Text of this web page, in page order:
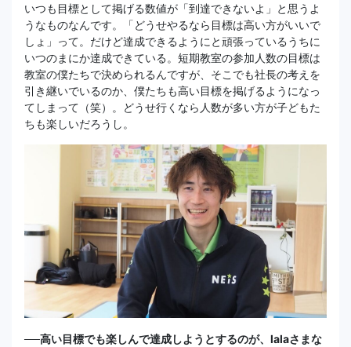
いつも目標として掲げる数値が「到達できないよ」と思うよ
うなものなんです。「どうせやるなら目標は高い方がいいで
しょ」って。だけど達成できるようにと頑張っているうちに
いつのまにか達成できている。短期教室の参加人数の目標は
教室の僕たちで決められるんですが、そこでも社長の考えを
引き継いでいるのか、僕たちも高い目標を掲げるようになっ
てしまって（笑）。どうせ行くなら人数が多い方が子どもた
ちも楽しいだろうし。
──高い目標でも楽しんで達成しようとするのが、lalaさまな